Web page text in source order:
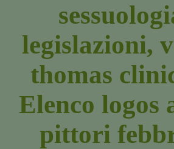
legislazioni,
thomas
Elenco logos
pittori